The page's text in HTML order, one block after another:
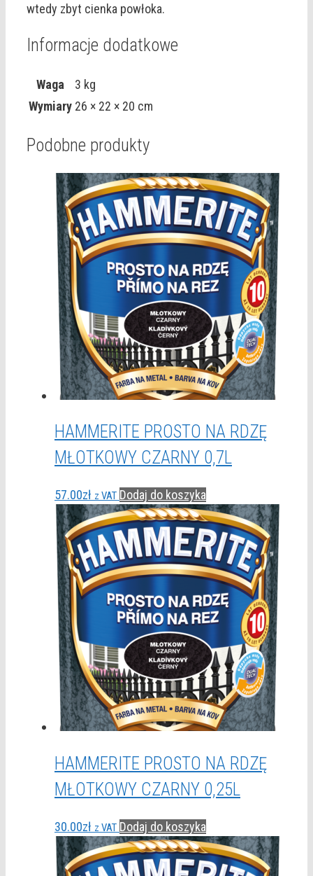
wtedy zbyt cienka powłoka.
Informacje dodatkowe
Waga
3 kg
Wymiary 26 × 22 × 20 cm
Podobne produkty
HAMMERITE PROSTO NA RDZĘ
MŁOTKOWY CZARNY 0,7L
57.00zł z VAT Dodaj do koszyka
HAMMERITE PROSTO NA RDZĘ
MŁOTKOWY CZARNY 0,25L
30.00zł z VAT Dodaj do koszyka